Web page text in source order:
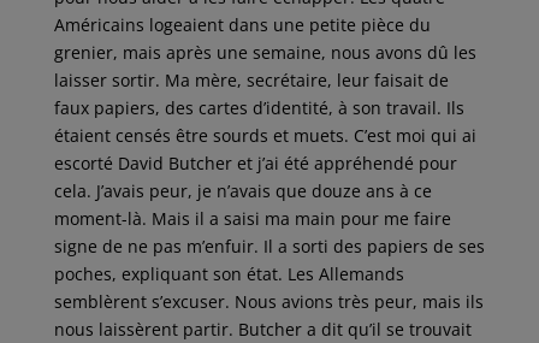
Américains logeaient dans une petite pièce du
grenier, mais après une semaine, nous avons dû les
laisser sortir. Ma mère, secrétaire, leur faisait de
faux papiers, des cartes d’identité, à son travail. Ils
étaient censés être sourds et muets. C’est moi qui ai
escorté David Butcher et j’ai été appréhendé pour
cela. J’avais peur, je n’avais que douze ans à ce
moment-là. Mais il a saisi ma main pour me faire
signe de ne pas m’enfuir. Il a sorti des papiers de ses
poches, expliquant son état. Les Allemands
semblèrent s’excuser. Nous avions très peur, mais ils
nous laissèrent partir. Butcher a dit qu’il se trouvait